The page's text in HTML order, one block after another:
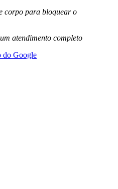
corpo para bloquear o
atendimento completo
do Google